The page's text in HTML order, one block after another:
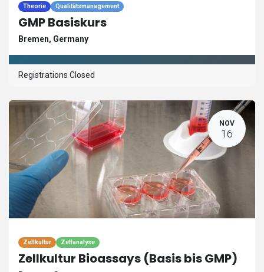
Theorie Qualitätsmanagement
GMP Basiskurs
Bremen, Germany
Registrations Closed
NOV
16
Zellkultur Zellanalyse
Zellkultur Bioassays (Basis bis GMP)